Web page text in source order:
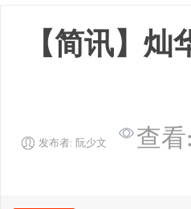
【简讯】
发布者: 阮少文 查看: